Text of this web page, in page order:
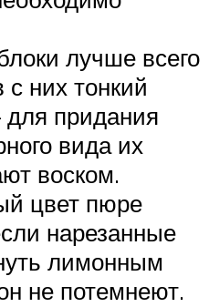
лучше всего
с них тонкий
придания
вида их
воском.
цвет пюре
нарезанные
лимонным
не потемнеют.